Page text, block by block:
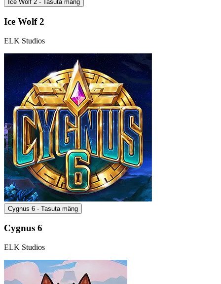
Ice Wolf 2 - Tasuta mäng
Ice Wolf 2
ELK Studios
Cygnus 6 - Tasuta mäng
Cygnus 6
ELK Studios